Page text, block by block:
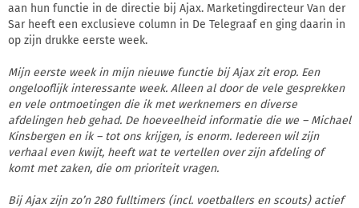
aan hun functie in de directie bij Ajax. Marketingdirecteur Van der
Sar heeft een exclusieve column in De Telegraaf en ging daarin in
op zijn drukke eerste week.
Mijn eerste week in mijn nieuwe functie bij Ajax zit erop. Een
ongelooflijk interessante week. Alleen al door de vele gesprekken
en vele ontmoetingen die ik met werknemers en diverse
afdelingen heb gehad. De hoeveelheid informatie die we – Michael
Kinsbergen en ik – tot ons krijgen, is enorm. Iedereen wil zijn
verhaal even kwijt, heeft wat te vertellen over zijn afdeling of
komt met zaken, die om prioriteit vragen.
Bij Ajax zijn zo’n 280 fulltimers (incl. voetballers en scouts) actief